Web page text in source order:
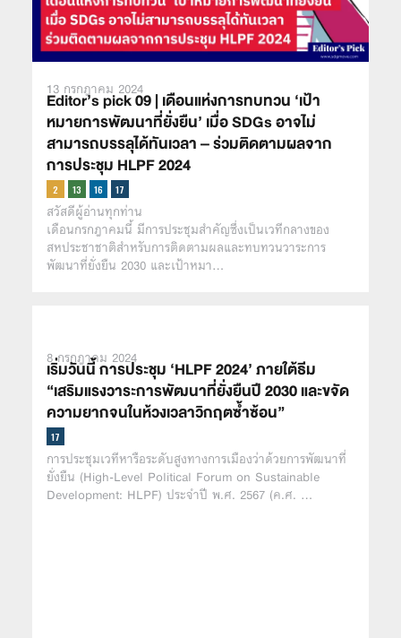
13 กรกฎาคม 2024
Editor’s pick 09 | เดือนแห่งการทบทวน ‘เป้า
หมายการพัฒนาที่ยั่งยืน’ เมื่อ SDGs อาจไม่
สามารถบรรลุได้ทันเวลา – ร่วมติดตามผลจาก
การประชุม HLPF 2024
สวัสดีผู้อ่านทุกท่าน
เดือนกรกฎาคมนี้ มีการประชุมสำคัญซึ่งเป็นเวทีกลางของ
สหประชาชาติสำหรับการติดตามผลและทบทวนวาระการ
พัฒนาที่ยั่งยืน 2030 และเป้าหมา…
8 กรกฎาคม 2024
เริ่มวันนี้ การประชุม ‘HLPF 2024’ ภายใต้ธีม
“เสริมแรงวาระการพัฒนาที่ยั่งยืนปี 2030 และขจัด
ความยากจนในห้วงเวลาวิกฤตซ้ำซ้อน”
การประชุมเวทีหารือระดับสูงทางการเมืองว่าด้วยการพัฒนาที่
ยั่งยืน (High-Level Political Forum on Sustainable
Development: HLPF) ประจำปี พ.ศ. 2567 (ค.ศ. …